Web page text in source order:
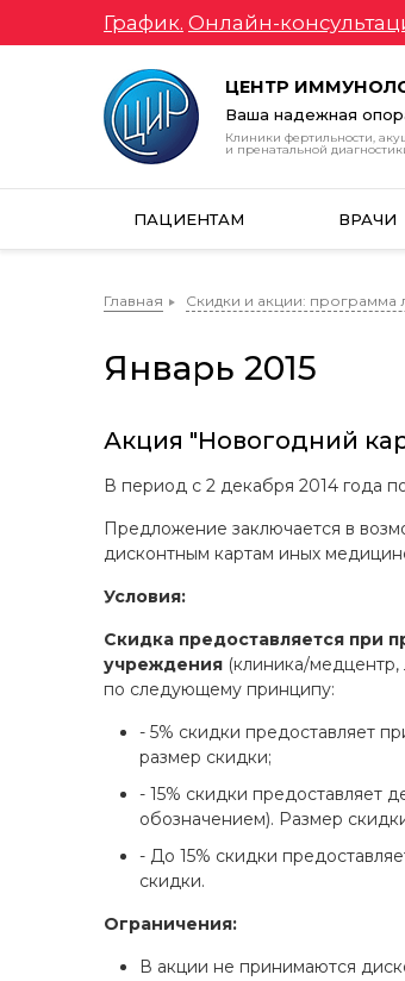
График. Онлайн-
ЦЕНТР
Ваша надежная
Клиники фертильности,
и пренатальной
ПАЦИЕНТАМ ВРАЧИ
Главная Скидки и акции: программа
Январь 2015
Акция "Новогодний
В период с 2 декабря 2014 года
Предложение заключается в
дисконтным картам иных
Условия:
Скидка предоставляется при
учреждения (клиника/
по следующему принципу:
- 5% скидки предоставляет
размер скидки;
- 15% скидки предоставляет
обозначением). Размер
- До 15% скидки
скидки.
Ограничения:
В акции не принимаются